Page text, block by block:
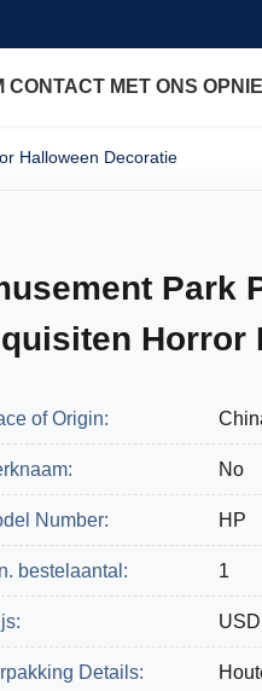
CONTACT MET ONS OP
Halloween Decoratie
Park
Horror
of Origin:
No
Number: HP
bestelaantal: 1
Details: